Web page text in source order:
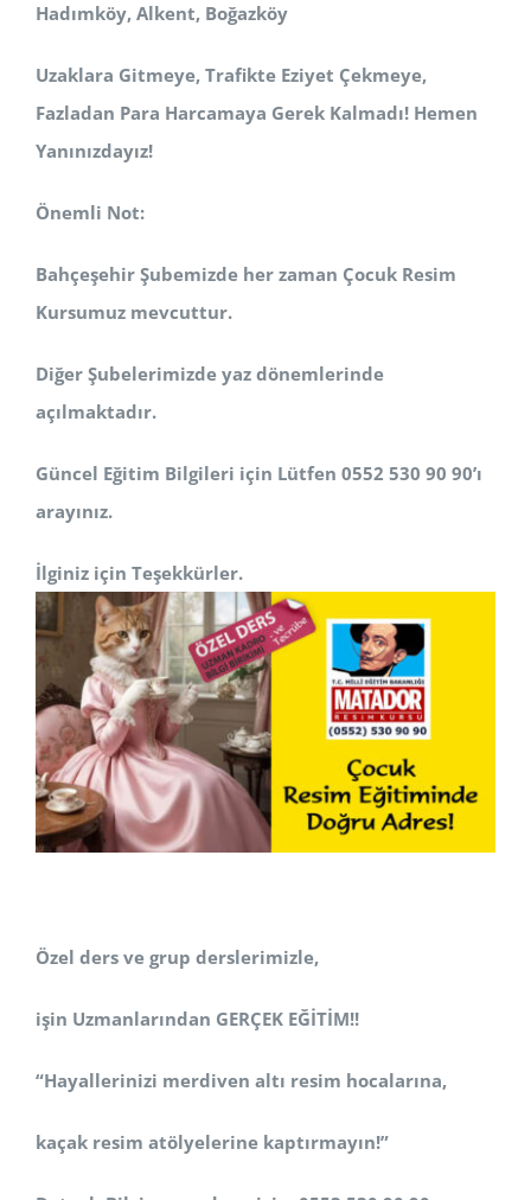
Hadımköy, Alkent, Boğazköy
Uzaklara Gitmeye, Trafikte Eziyet Çekmeye,
Fazladan Para Harcamaya Gerek Kalmadı! Hemen
Yanınızdayız!
Önemli Not:
Bahçeşehir Şubemizde her zaman Çocuk Resim
Kursumuz mevcuttur.
Diğer Şubelerimizde yaz dönemlerinde
açılmaktadır.
Güncel Eğitim Bilgileri için Lütfen 0552 530 90 90’ı
arayınız.
İlginiz için Teşekkürler.
Özel ders ve grup derslerimizle,
işin Uzmanlarından GERÇEK EĞİTİM!!
“Hayallerinizi merdiven altı resim hocalarına,
kaçak resim atölyelerine kaptırmayın!”